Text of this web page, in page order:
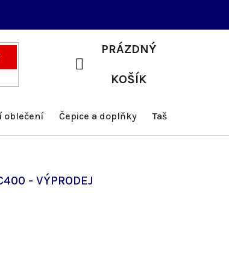
NÁKUPNÍ
PRÁZDNÝ
KOŠÍK
oblečení Čepice a doplňky Tašky a batohy
- VÝPRODEJ